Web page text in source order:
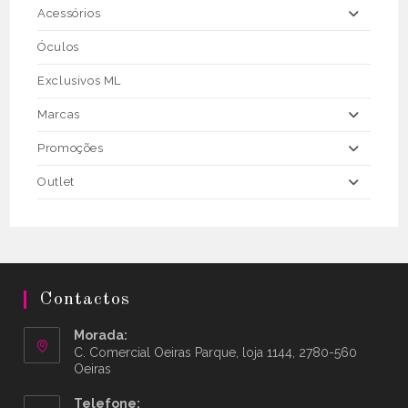
Acessórios
Óculos
Exclusivos ML
Marcas
Promoções
Outlet
Contactos
Morada:
C. Comercial Oeiras Parque, loja 1144, 2780-560
Oeiras
Telefone: